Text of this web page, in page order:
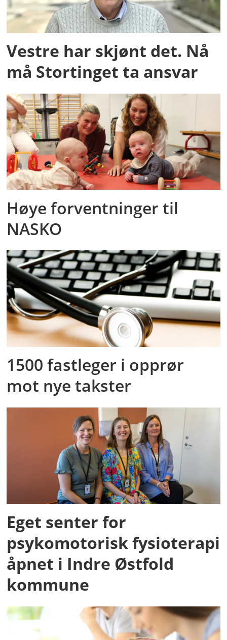
Vestre har skjønt det. Nå
må Stortinget ta ansvar
Høye forventninger til
NASKO
1500 fastleger i opprør
mot nye takster
Eget senter for
psykomotorisk fysioterapi
åpnet i Indre Østfold
kommune